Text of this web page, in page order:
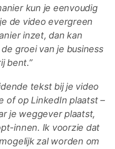
kun je eenvoudig
de video evergreen
inzet, dan kan
groei van je business
bent.”
tekst bij je video
of op LinkedIn plaatst –
je weggever plaatst,
innen. Ik voorzie dat
zal worden om